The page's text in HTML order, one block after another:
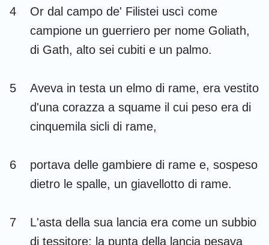
Aggeo Zaccaria
Malachia
4
Or dal campo de' Filistei uscì come
campione un guerriero per nome Goliath,
di Gath, alto sei cubiti e un palmo.
5
Aveva in testa un elmo di rame, era vestito
d'una corazza a squame il cui peso era di
cinquemila sicli di rame,
6
portava delle gambiere di rame e, sospeso
dietro le spalle, un giavellotto di rame.
7
L'asta della sua lancia era come un subbio
di tessitore; la punta della lancia pesava